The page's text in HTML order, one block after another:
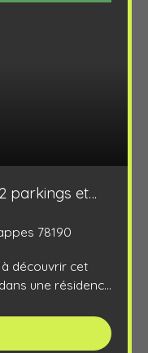
parkings et
78190
découvrir cet
une résidence
de